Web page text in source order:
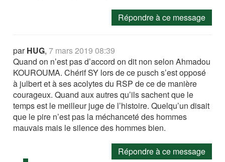
Répondre à ce message
parHUG,7 mars 2019 08:39
Quand on n’est pas d’accord on dit non selon Ahmadou
KOUROUMA. Chérif SY lors de ce pusch s’est opposé
à julbert et à ses acolytes du RSP de ce de manière
courageux. Quand aux autres qu’ils sachent que le
temps est le meilleur juge de l’histoire. Quelqu’un disait
que le pire n’est pas la méchanceté des hommes
mauvais mais le silence des hommes bien.
Répondre à ce message